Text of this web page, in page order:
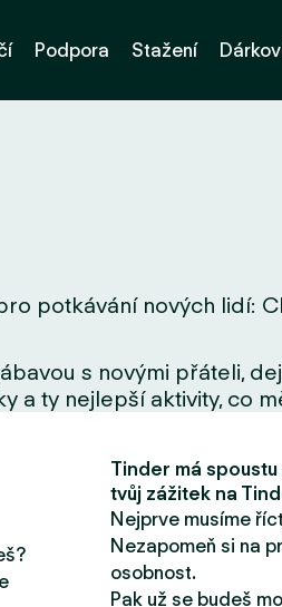
Podpora Stažení
potkávání nových lidí:
s novými přáteli,
a ty nejlepší aktivity, co
Tinder má
tvůj zážitek na
Nejprve musíme
Nezapomeň si na
osobnost.
Pak už se budeš